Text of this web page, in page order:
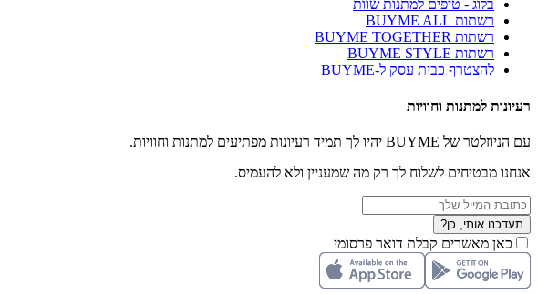
בלוג - טיפים למתנות שוות
רשתות BUYME ALL
רשתות BUYME TOGETHER
רשתות BUYME STYLE
להצטרף כבית עסק ל-BUYME
רעיונות למתנות וחוויות
עם הניוזלטר של BUYME יהיו לך תמיד רעיונות מפתיעים למתנות וחוויות.
אנחנו מבטיחים לשלוח לך רק מה שמעניין ולא להעמיס.
תעדכנו אותי, כן?
כאן מאשרים קבלת דואר פרסומי